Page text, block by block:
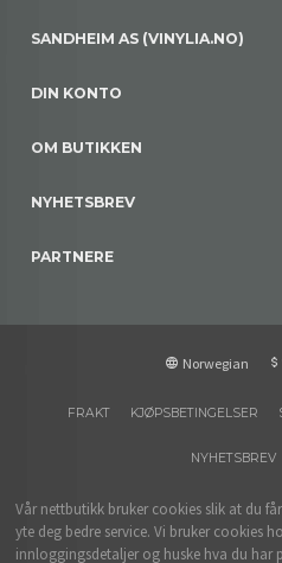
SANDHEIM AS (VINYLIA.NO)
DIN KONTO
OM BUTIKKEN
NYHETSBREV
PARTNERE
Norwegian
FRAKT KJØPSBETINGELSER
NYHETSBREV
Vår nettbutikk bruker cookies slik at du
yte deg bedre service. Vi bruker cookies
innloggingsdetaljer og huske hva du har